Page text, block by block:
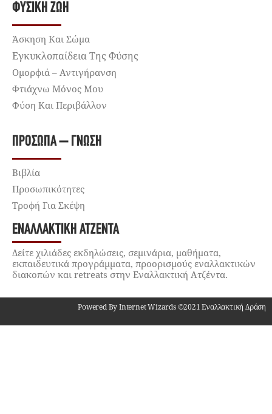
ΦΥΣΙΚΉ ΖΩΉ
Άσκηση Και Σώμα
Εγκυκλοπαίδεια Της Φύσης
Ομορφιά – Αντιγήρανση
Φτιάχνω Μόνος Μου
Φύση Και Περιβάλλον
ΠΡΌΣΩΠΑ – ΓΝΏΣΗ
Βιβλία
Προσωπικότητες
Τροφή Για Σκέψη
ΕΝΑΛΛΑΚΤΙΚΉ ΑΤΖΈΝΤΑ
Δείτε χιλιάδες εκδηλώσεις, σεμινάρια, μαθήματα,
εκπαιδευτικά προγράμματα, προορισμούς εναλλακτικών
διακοπών και retreats στην Εναλλακτική Ατζέντα.
Powered By Internet Wizards ©2021 Εναλλακτική Δράση